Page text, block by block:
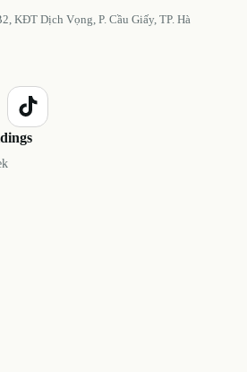
KĐT Dịch Vọng, P. Cầu Giấy, TP. Hà